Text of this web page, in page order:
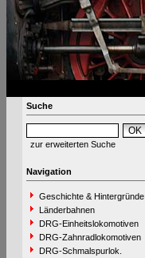
Suche
zur erweiterten Suche
Navigation
Geschichte & Hintergründe
Länderbahnen
DRG-Einheitslokomotiven
DRG-Zahnradlokomotiven
DRG-Schmalspurlok.